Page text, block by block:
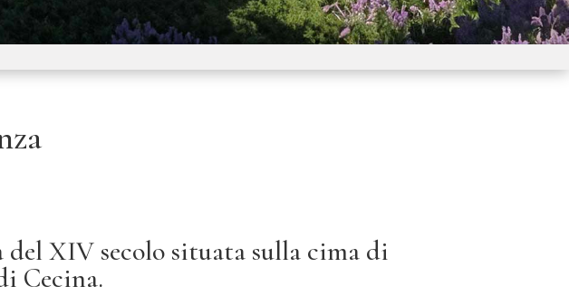
XIV secolo situata sulla cima di
Cecina.